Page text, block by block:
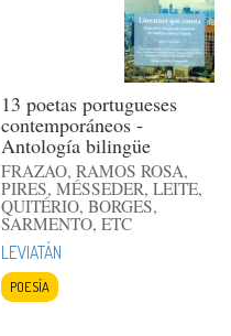
13 poetas portugueses
contemporáneos -
Antología bilingüe
FRAZAO, RAMOS ROSA,
PIRES, MÉSSEDER, LEITE,
QUITÉRIO, BORGES,
SARMENTO, ETC
LEVIATÁN
POESÍA